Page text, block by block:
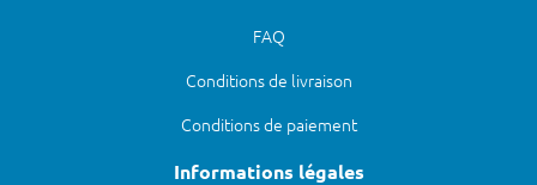
FAQ
Conditions de livraison
Conditions de paiement
Informations légales